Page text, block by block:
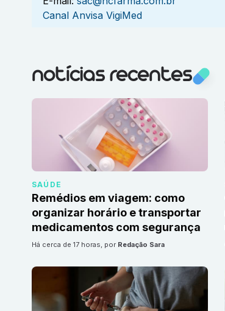
Canal Anvisa VigiMed
notícias recentes
SAÚDE
Remédios em viagem: como
organizar horário e transportar
medicamentos com segurança
há cerca de 17 horas, por Redação Sara